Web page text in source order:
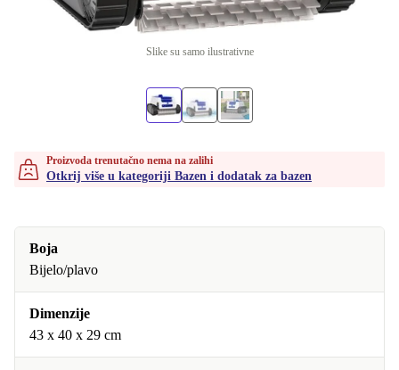
Slike su samo ilustrativne
Proizvoda trenutačno nema na zalihi
Otkrij više u kategoriji Bazen i dodatak za bazen
Boja
Bijelo/plavo
Dimenzije
43 x 40 x 29 cm